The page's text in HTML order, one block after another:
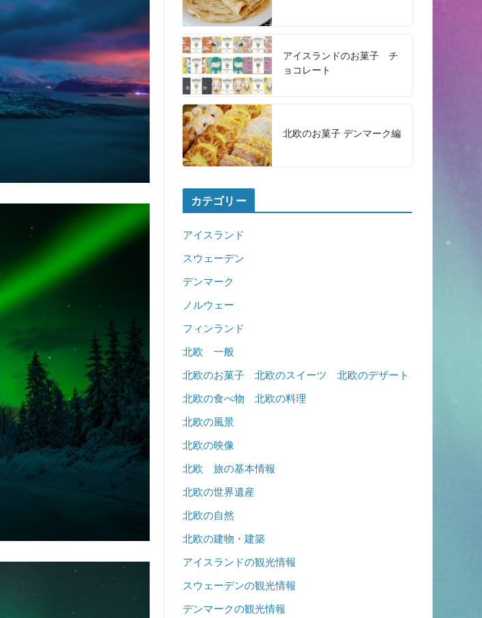
アイスランドのお菓子 チ
ョコレート
北欧のお菓子 デンマーク編
カテゴリー
アイスランド
スウェーデン
デンマーク
ノルウェー
フィンランド
北欧 一般
北欧のお菓子 北欧のスイーツ 北欧のデザート
北欧の食べ物 北欧の料理
北欧の風景
北欧の映像
北欧 旅の基本情報
北欧の世界遺産
北欧の自然
北欧の建物・建築
アイスランドの観光情報
スウェーデンの観光情報
デンマークの観光情報